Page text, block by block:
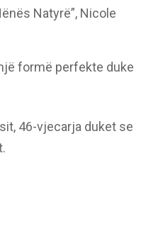
Natyrë”, Nicole
formë perfekte duke
46-vjecarja duket se